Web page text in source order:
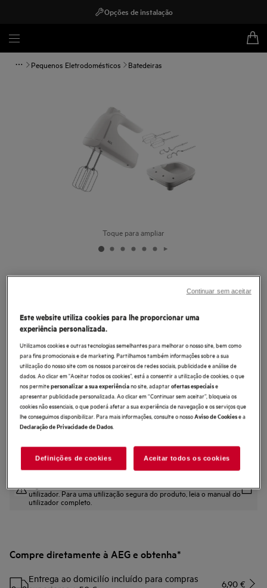
Opções de instalação
Pequenos Eletrodomésticos Batedeiras
Toque para ampliar
AHM4W
5 (1)
Mistura rápida e potente com a Batedeira de Mão Série 3000.
Potente motor de 500 W para obter resultados profissionais em casa.
5 controlos de velocidade e modo Turbo rápido para todo o tipo de
misturas.
utilizador. Para uma utilização segura do produto, leia o manual do
utilizador completo.
Compre diretamente à AEG e obtenha*
Entrega ao domicilío incluído para compras
6,90 €
Este website utiliza cookies para lhe proporcionar uma
experiência personalizada.
Utilizamos cookies e outras tecnologias semelhantes para melhorar o nosso site, bem como
para fins promocionais e de marketing. Partilhamos também informações sobre a sua
utilização do nosso site com os nossos parceiros de redes sociais, publicidade e análise de
dados. Ao clicar em "Aceitar todos os cookies”, está a consentir a utilização de cookies, o que
nos permitepersonalizar a sua experiênciano site, adaptarofertas especiaise
apresentar publicidade personalizada. Ao clicar em “Continuar sem aceitar”, bloqueia os
cookies não essenciais, o que poderá afetar a sua experiência de navegação e os serviços que
lhe conseguimos disponibilizar. Para mais informações, consulte o nossoAviso de Cookiese a
Declaração de Privacidade de Dados.
Definições de cookies Aceitar todos os cookies
Continuar sem aceitar